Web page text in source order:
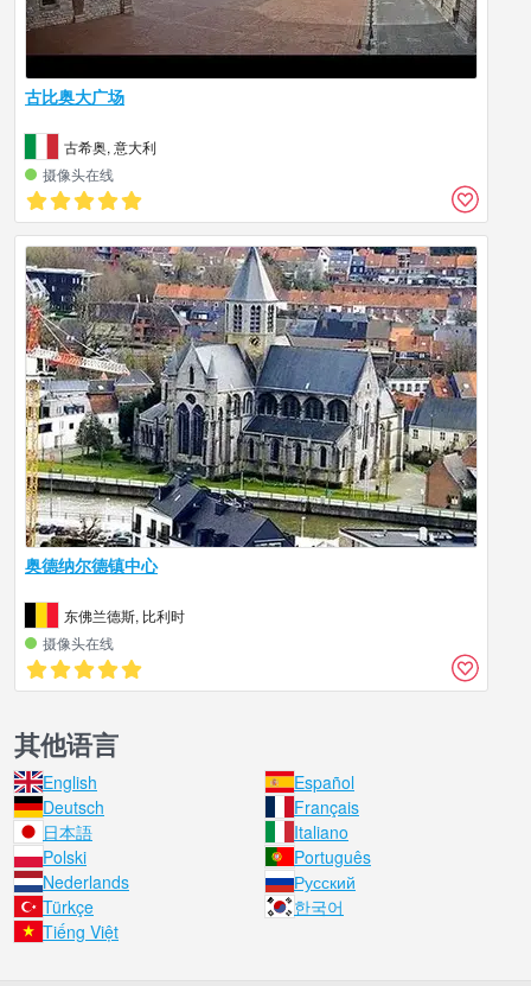
古比奥大广场
古希奥, 意大利
摄像头在线
奥德纳尔德镇中心
东佛兰德斯, 比利时
摄像头在线
其他语言
English
Español
Deutsch
Français
日本語
Italiano
Polski
Português
Nederlands
Русский
Türkçe
한국어
Tiếng Việt